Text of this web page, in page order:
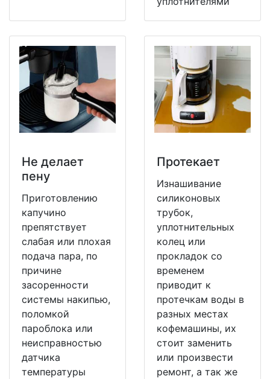
Не делает
пену
Приготовлению
капучино
препятствует
слабая или плохая
подача пара, по
причине
засоренности
системы накипью,
поломкой
пароблока или
неисправностью
датчика
температуры
Протекает
Изнашивание
силиконовых
трубок,
уплотнительных
колец или
прокладок со
временем
приводит к
протечкам воды в
разных местах
кофемашины, их
стоит заменить
или произвести
ремонт, а так же